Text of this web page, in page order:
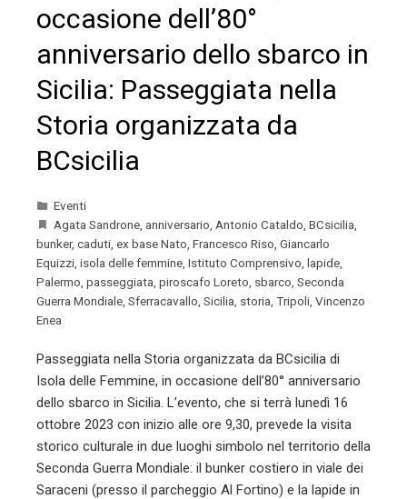
occasione dell’80°
anniversario dello sbarco in
Sicilia: Passeggiata nella
Storia organizzata da
BCsicilia
Eventi
Agata Sandrone anniversario Antonio Cataldo BCsicilia
bunker, caduti ex base Nato Francesco Riso Giancarlo
Equizzi isola delle femmine Istituto Comprensivo lapide
Palermo passeggiata piroscafo Loreto sbarco Seconda
Guerra Mondiale Sferracavallo Sicilia storia Tripoli Vincenzo
Enea
Passeggiata nella Storia organizzata da BCsicilia di
Isola delle Femmine, in occasione dell’80° anniversario
dello sbarco in Sicilia. L’evento, che si terrà lunedì 16
ottobre 2023 con inizio alle ore 9,30, prevede la visita
storico culturale in due luoghi simbolo nel territorio della
Seconda Guerra Mondiale: il bunker costiero in viale dei
Saraceni (presso il parcheggio Al Fortino) e la lapide in